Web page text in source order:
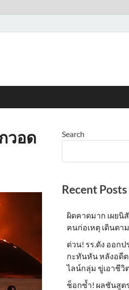
วอด
Search
Recent Posts
ผิดคาดมาก เผยนิ
คนก่อเหตุ เดินตา
ด่วน! รร.ดัง ออก
กะทันหัน หลังอดี
ไลน์กลุ่ม ขู่เอาชีวิ
ช็อกซ้ำ! ผลชันสูต